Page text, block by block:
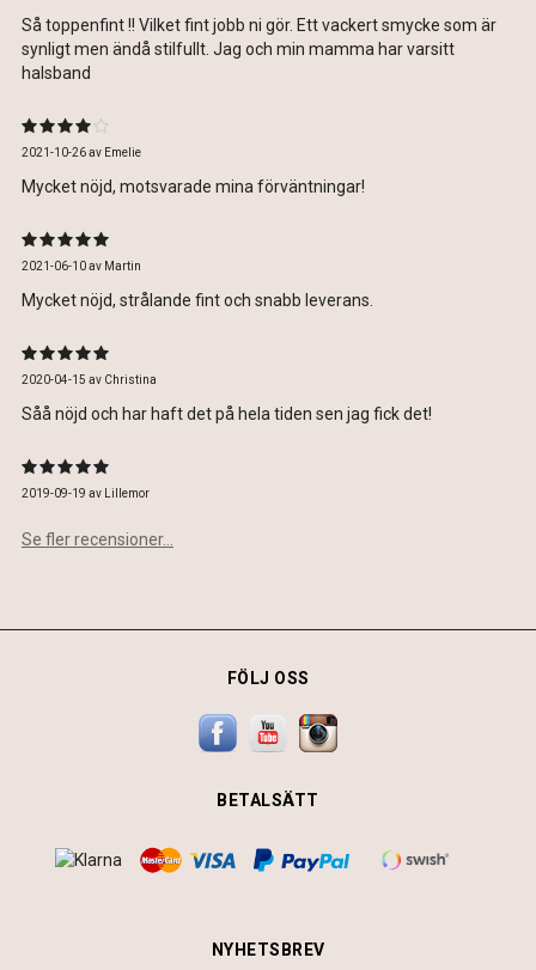
Så toppenfint !! Vilket fint jobb ni gör. Ett vackert smycke som är
synligt men ändå stilfullt. Jag och min mamma har varsitt
halsband
2021-10-26av Emelie
Mycket nöjd, motsvarade mina förväntningar!
2021-06-10av Martin
Mycket nöjd, strålande fint och snabb leverans.
2020-04-15 av Christina
Såå nöjd och har haft det på hela tiden sen jag fick det!
2019-09-19 av Lillemor
Se fler recensioner...
BETALSÄTT
FÖLJ OSS
NYHETSBREV